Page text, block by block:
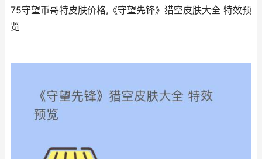
75守望币哥特皮肤价格,《守望先锋》猎空皮肤大全 特效预
览